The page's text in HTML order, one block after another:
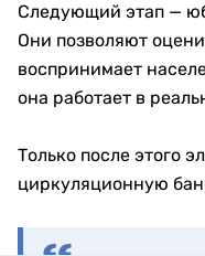
Следующий этап —
Они позволяют
воспринимает
она работает в
Только после этого
циркуляционную